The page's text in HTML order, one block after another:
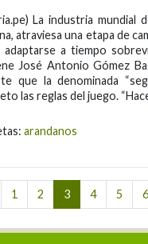
La industria mundial
atraviesa una etapa de
adaptarse a tiempo
José Antonio Gómez
que la denominada
las reglas del juego.
arandanos
1 2 3 4 5 6